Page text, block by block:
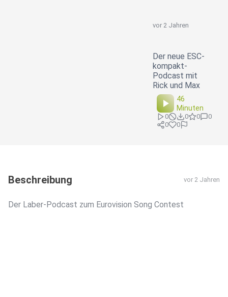
vor 2 Jahren
Der neue ESC-
kompakt-
Podcast mit
Rick und Max
46
Minuten
0 0 0
0
0
0
Beschreibung vor 2 Jahren
Der Laber-Podcast zum Eurovision Song Contest